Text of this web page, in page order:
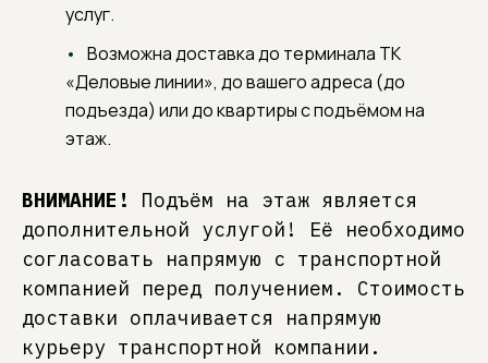
услуг.
Возможна доставка до терминала ТК
«Деловые линии», до вашего адреса (до
подъезда) или до квартиры с подъёмом на
этаж.
ВНИМАНИЕ!
Подъём на этаж является
дополнительной услугой! Её необходимо
согласовать напрямую с транспортной
компанией перед получением. Стоимость
доставки оплачивается напрямую
курьеру транспортной компании.